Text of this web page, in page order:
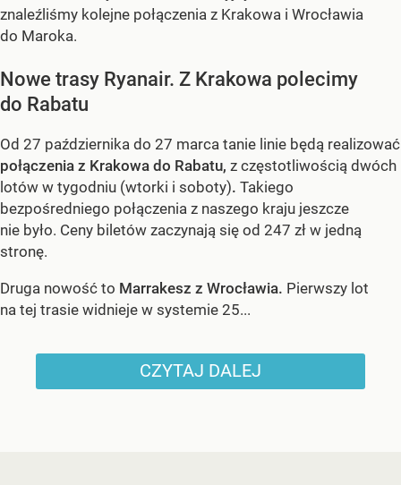
znaleźliśmy kolejne połączenia z Krakowa i Wrocławia
do Maroka.
Nowe trasy Ryanair. Z Krakowa polecimy
do Rabatu
Od 27 października do 27 marca tanie linie będą realizować
połączenia z Krakowa do Rabatu, z częstotliwością dwóch
lotów w tygodniu (wtorki i soboty). Takiego
bezpośredniego połączenia z naszego kraju jeszcze
nie było. Ceny biletów zaczynają się od 247 zł w jedną
stronę.
Druga nowość to Marrakesz z Wrocławia. Pierwszy lot
na tej trasie widnieje w systemie 25...
CZYTAJ DALEJ